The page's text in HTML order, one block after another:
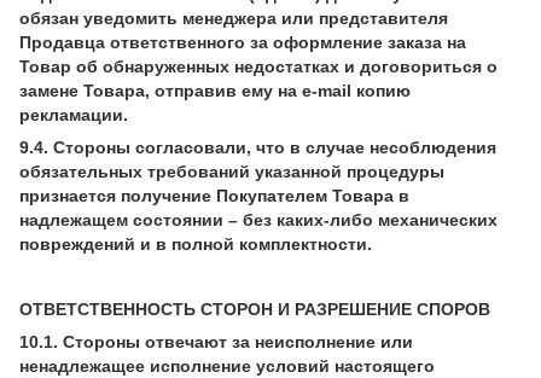
обязан уведомить менеджера или представителя
Продавца ответственного за оформление заказа на
Товар об обнаруженных недостатках и договориться о
замене Товара, отправив ему на e-mail копию
рекламации.
9.4. Стороны согласовали, что в случае несоблюдения
обязательных требований указанной процедуры
признается получение Покупателем Товара в
надлежащем состоянии – без каких-либо механических
повреждений и в полной комплектности.
ОТВЕТСТВЕННОСТЬ СТОРОН И РАЗРЕШЕНИЕ СПОРОВ
10.1. Стороны отвечают за неисполнение или
ненадлежащее исполнение условий настоящего